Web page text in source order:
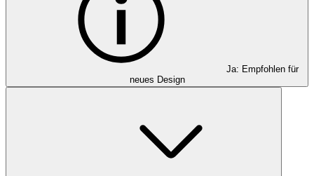
Ja: Empfohlen für
neues Design